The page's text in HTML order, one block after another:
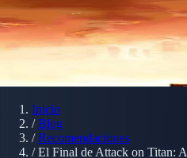
Inicio
/ Blog
/ Recomendaciones
/ El Final de Attack on Titan: